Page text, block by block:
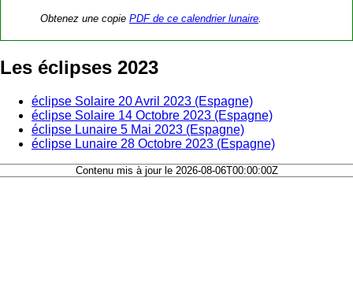
Obtenez une copie PDF de ce calendrier lunaire.
Les éclipses 2023
éclipse Solaire 20 Avril 2023 (Espagne)
éclipse Solaire 14 Octobre 2023 (Espagne)
éclipse Lunaire 5 Mai 2023 (Espagne)
éclipse Lunaire 28 Octobre 2023 (Espagne)
Contenu mis à jour le 2026-08-06T00:00:00Z